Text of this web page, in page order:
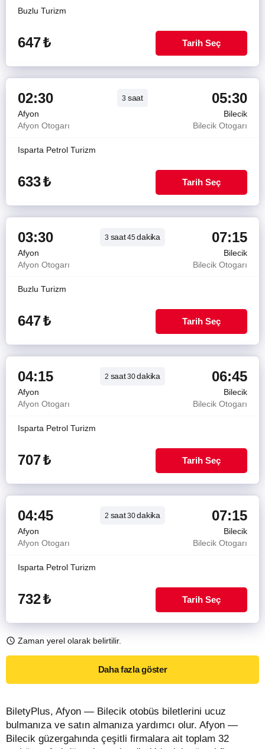
Buzlu Turizm
647₺ Tarih Seç
02:30 3 saat 05:30
Afyon
Bilecik
Afyon Otogarı
Bilecik Otogarı
Isparta Petrol Turizm
633₺ Tarih Seç
03:30 3 saat45dakika 07:15
Afyon
Bilecik
Afyon Otogarı
Bilecik Otogarı
Buzlu Turizm
647₺ Tarih Seç
04:15 2 saat30dakika 06:45
Afyon
Bilecik
Afyon Otogarı
Bilecik Otogarı
Isparta Petrol Turizm
707₺ Tarih Seç
04:45 2 saat30dakika 07:15
Afyon
Bilecik
Afyon Otogarı
Bilecik Otogarı
Isparta Petrol Turizm
732₺ Tarih Seç
Zaman yerel olarak belirtilir.
Daha fazla göster
BiletyPlus, Afyon — Bilecik otobüs biletlerini ucuz
bulmanıza ve satın almanıza yardımcı olur. Afyon —
Bilecik güzergahında çeşitli firmalara ait toplam 32